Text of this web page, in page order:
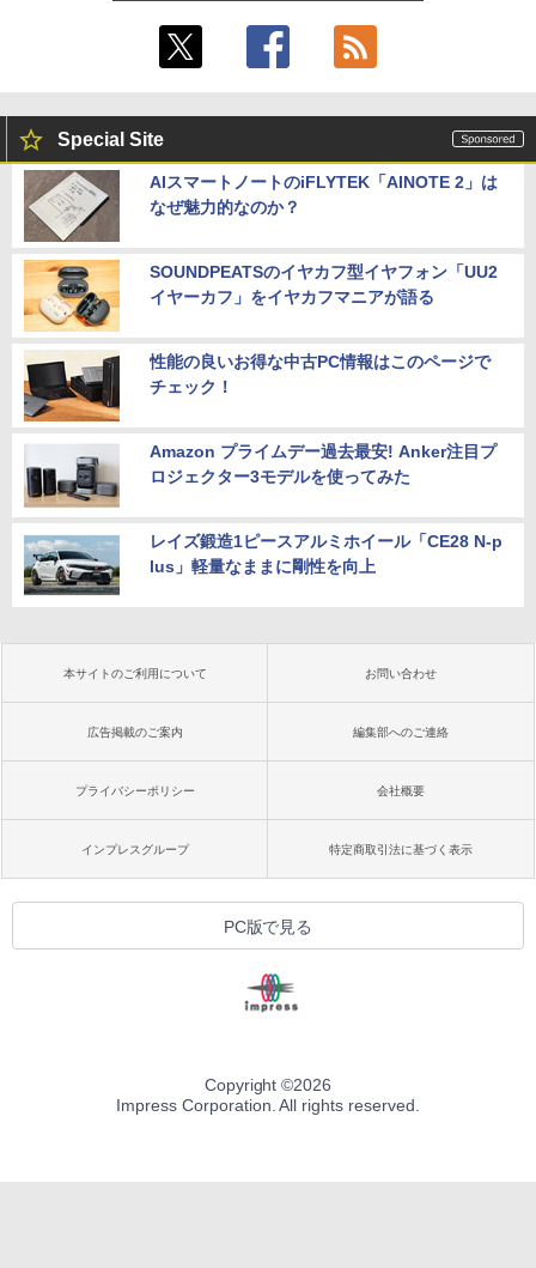
Special Site
AIスマートノートのiFLYTEK「AINOTE 2」は
なぜ魅力的なのか？
SOUNDPEATSのイヤカフ型イヤフォン「UU2
イヤーカフ」をイヤカフマニアが語る
性能の良いお得な中古PC情報はこのページで
チェック！
Amazon プライムデー過去最安! Anker注目プ
ロジェクター3モデルを使ってみた
レイズ鍛造1ピースアルミホイール「CE28 N-p
lus」軽量なままに剛性を向上
本サイトのご利用について お問い合わせ
広告掲載のご案内 編集部へのご連絡
プライバシーポリシー 会社概要
インプレスグループ 特定商取引法に基づく表示
PC版で見る
Copyright ©2026
Impress Corporation. All rights reserved.